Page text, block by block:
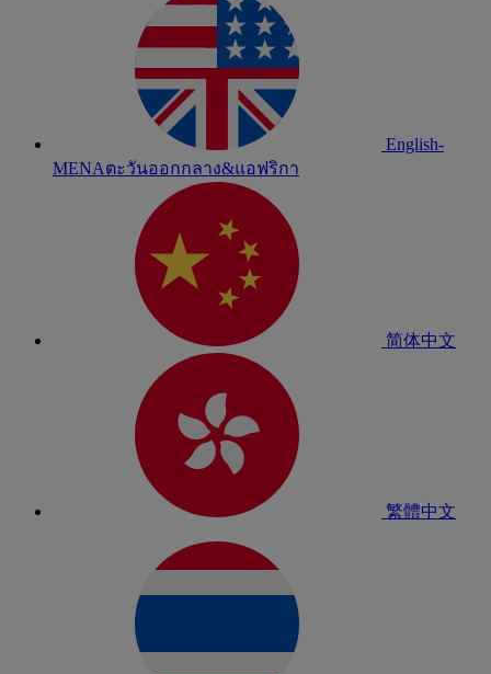
English-
MENAตะวันออกกลาง&แอฟริกา
简体中文
繁體中文